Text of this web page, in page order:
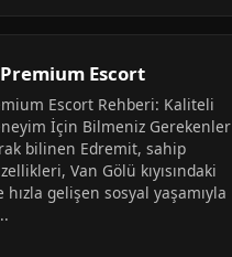
Escort
Escort Rehberi: Kaliteli
İçin Bilmeniz Gerekenler
bilinen Edremit, sahip
Van Gölü kıyısındaki
gelişen sosyal yaşamıyla